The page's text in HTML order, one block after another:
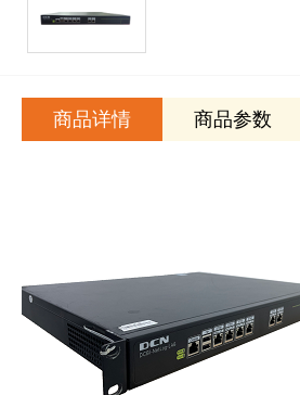
商品详情 商品参数